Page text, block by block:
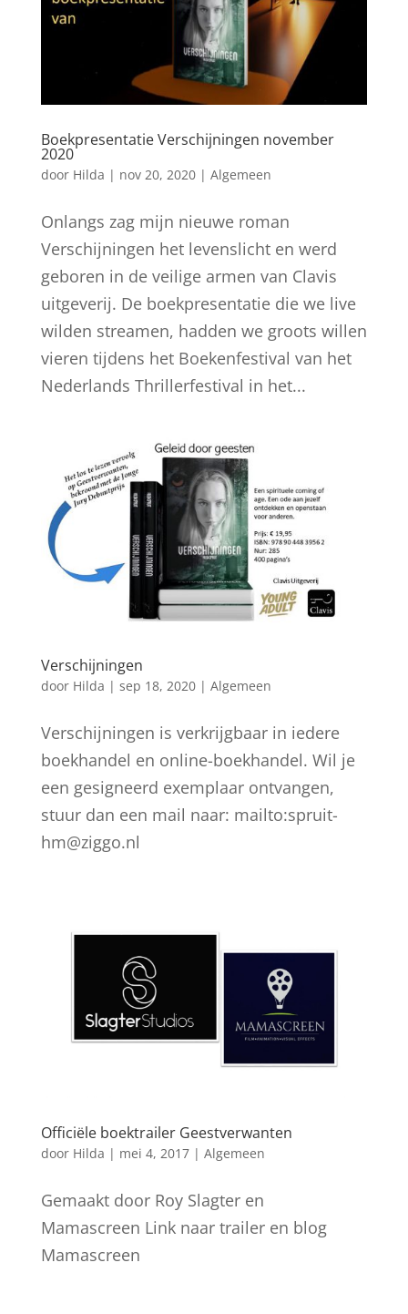
Boekpresentatie Verschijningen november
2020
door Hilda | nov 20, 2020| Algemeen
Onlangs zag mijn nieuwe roman
Verschijningen het levenslicht en werd
geboren in de veilige armen van Clavis
uitgeverij. De boekpresentatie die we live
wilden streamen, hadden we groots willen
vieren tijdens het Boekenfestival van het
Nederlands Thrillerfestival in het...
Verschijningen
door Hilda | sep 18, 2020| Algemeen
Verschijningen is verkrijgbaar in iedere
boekhandel en online-boekhandel. Wil je
een gesigneerd exemplaar ontvangen,
stuur dan een mail naar: mailto:spruit-
hm@ziggo.nl
Officiële boektrailer Geestverwanten
door Hilda | mei 4, 2017| Algemeen
Gemaakt door Roy Slagter en
Mamascreen Link naar trailer en blog
Mamascreen